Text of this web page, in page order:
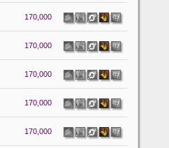
170,000
170,000
170,000
170,000
170,000